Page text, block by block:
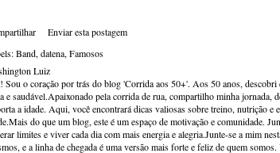
Enviar esta postagem
Band datena Famosos
Luiz
Sou o coração por trás do blog 'Corrida aos 50+'. Aos 50 anos,
e saudável.Apaixonado pela corrida de rua, compartilho minha jornada,
a idade. Aqui, você encontrará dicas valiosas sobre treino, nutrição e
do que um blog, este é um espaço de motivação e comunidade.
limites e viver cada dia com mais energia e alegria.Junte-se a mim
e a linha de chegada é uma versão mais forte e feliz de quem